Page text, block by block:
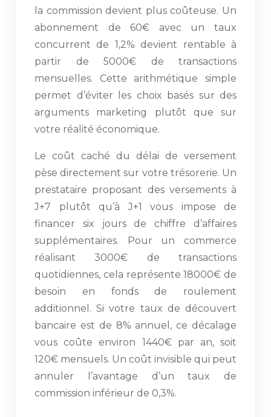
la commission devient plus coûteuse. Un
abonnement de 60€ avec un taux
concurrent de 1,2% devient rentable à
partir de 5000€ de transactions
mensuelles. Cette arithmétique simple
permet d’éviter les choix basés sur des
arguments marketing plutôt que sur
votre réalité économique.
Le coût caché du délai de versement
pèse directement sur votre trésorerie. Un
prestataire proposant des versements à
J+7 plutôt qu’à J+1 vous impose de
financer six jours de chiffre d’affaires
supplémentaires. Pour un commerce
réalisant 3000€ de transactions
quotidiennes, cela représente 18000€ de
besoin en fonds de roulement
additionnel. Si votre taux de découvert
bancaire est de 8% annuel, ce décalage
vous coûte environ 1440€ par an, soit
120€ mensuels. Un coût invisible qui peut
annuler l’avantage d’un taux de
commission inférieur de 0,3%.